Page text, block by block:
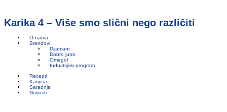
Karika 4 – Više smo slični nego različiti
O nama
Brendovi
Dijamant
Dobro jutro
Omegol
Industrijski program
Recepti
Karijera
Saradnja
Novosti